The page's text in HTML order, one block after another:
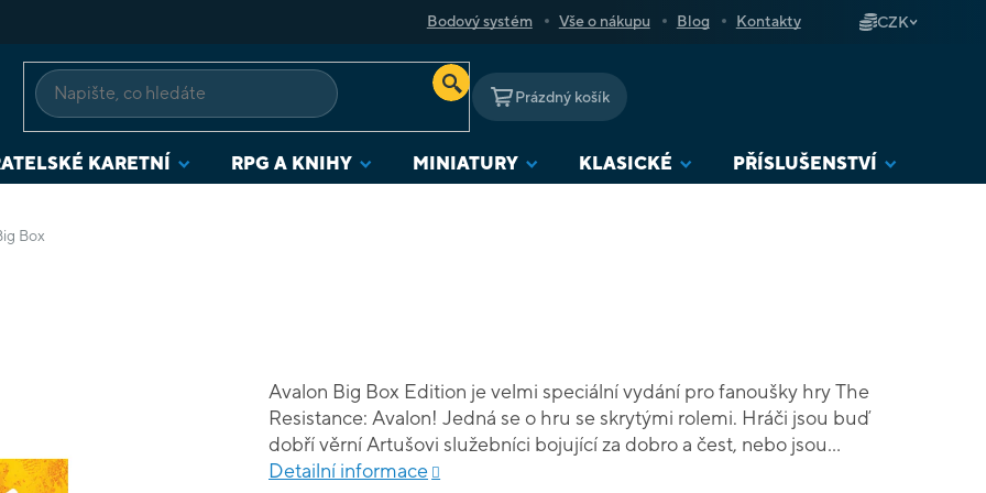
Bodový systém Vše o nákupu Blog Kontakty CZK
NÁKUPNÍ
KOŠÍK
Prázdný košík
KARETNÍ RPG A KNIHY MINIATURY KLASICKÉ PŘÍSLUŠENSTVÍ
Box
Avalon Big Box Edition je velmi speciální vydání pro fanoušky hry The
Resistance: Avalon! Jedná se o hru se skrytými rolemi. Hráči jsou buď
dobří věrní Artušovi služebníci bojující za dobro a čest, nebo jsou
spojeni se zlými praktikami Mordreda. Hráči hlasováním rozhodují o
Detailní informace